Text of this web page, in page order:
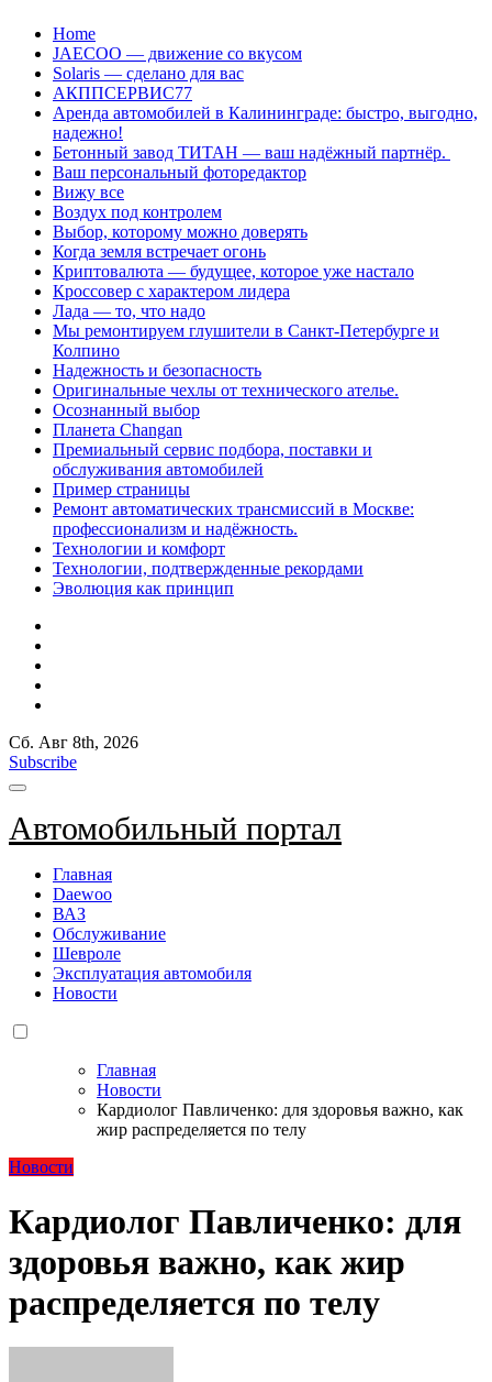
Перейти
содержанию
Home
JAECOO — движение со вкусом
Solaris — сделано для вас
АКППСЕРВИС77
Аренда автомобилей в Калининграде: быстро, выгодно,
надежно!
Бетонный завод ТИТАН — ваш надёжный партнёр.
Ваш персональный фоторедактор
Вижу все
Воздух под контролем
Выбор, которому можно доверять
Когда земля встречает огонь
Криптовалюта — будущее, которое уже настало
Кроссовер с характером лидера
Лада — то, что надо
Мы ремонтируем глушители в Санкт-Петербурге и
Колпино
Надежность и безопасность
Оригинальные чехлы от технического ателье.
Осознанный выбор
Планета Changan
Премиальный сервис подбора, поставки и
обслуживания автомобилей
Пример страницы
Ремонт автоматических трансмиссий в Москве:
профессионализм и надёжность.
Технологии и комфорт
Технологии, подтвержденные рекордами
Эволюция как принцип
Сб. Авг 8th, 2026
Subscribe
Автомобильный портал
Главная
Daewoo
ВАЗ
Обслуживание
Шевроле
Эксплуатация автомобиля
Новости
Главная
Новости
Кардиолог Павличенко: для здоровья важно, как
жир распределяется по телу
Новости
Кардиолог Павличенко: для
здоровья важно, как жир
распределяется по телу